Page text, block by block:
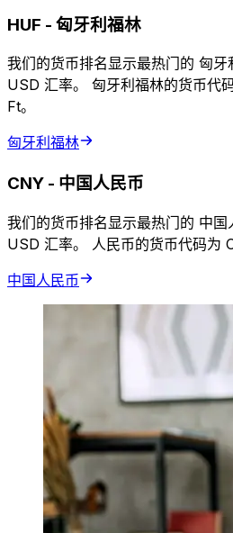
HUF - 匈牙利福林
我们的货币排名显示最热门的 匈
USD 汇率。 匈牙利福林的货币代
Ft。
匈牙利福林
CNY - 中国人民币
我们的货币排名显示最热门的 中
USD 汇率。 人民币的货币代码为
中国人民币